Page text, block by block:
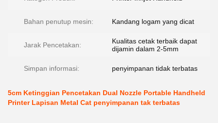
Bahan penutup mesin: Kandang logam yang dicat
Jarak Pencetakan:
Kualitas cetak terbaik dapat
dijamin dalam 2-5mm
Simpan informasi: penyimpanan tidak terbatas
5cm Ketinggian Pencetakan Dual Nozzle Portable Handheld
Printer Lapisan Metal Cat penyimpanan tak terbatas